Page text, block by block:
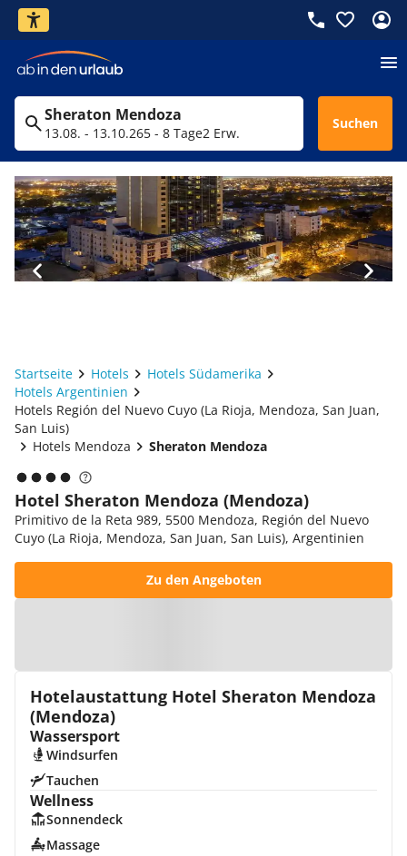
Sheraton Mendoza
13.08. - 13.10.265 - 8 Tage2 Erw.
Suchen
Startseite Hotels
Hotels Südamerika
Hotels Argentinien
Hotels Región del Nuevo Cuyo (La Rioja, Mendoza, San Juan,
San Luis)
Hotels Mendoza
Sheraton Mendoza
Hotel Sheraton Mendoza (Mendoza)
Primitivo de la Reta 989, 5500 Mendoza, Región del Nuevo
Cuyo (La Rioja, Mendoza, San Juan, San Luis), Argentinien
Zu den Angeboten
Hotelaustattung Hotel Sheraton Mendoza
(Mendoza)
Wassersport
Windsurfen
Tauchen
Wellness
Sonnendeck
Massage